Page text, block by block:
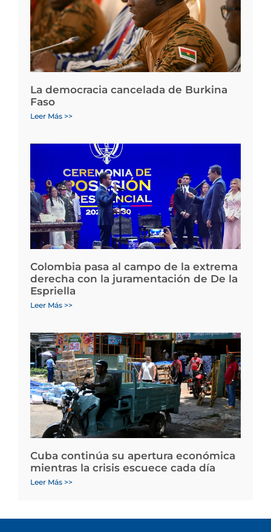
La democracia cancelada de Burkina
Faso
Leer Más >>
Colombia pasa al campo de la extrema
derecha con la juramentación de De la
Espriella
Leer Más >>
Cuba continúa su apertura económica
mientras la crisis escuece cada día
Leer Más >>